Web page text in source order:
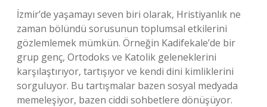
İzmir’de yaşamayı seven biri olarak, Hristiyanlık ne
zaman bölündü sorusunun toplumsal etkilerini
gözlemlemek mümkün. Örneğin Kadifekale’de bir
grup genç, Ortodoks ve Katolik geleneklerini
karşılaştırıyor, tartışıyor ve kendi dini kimliklerini
sorguluyor. Bu tartışmalar bazen sosyal medyada
memeleşiyor, bazen ciddi sohbetlere dönüşüyor.